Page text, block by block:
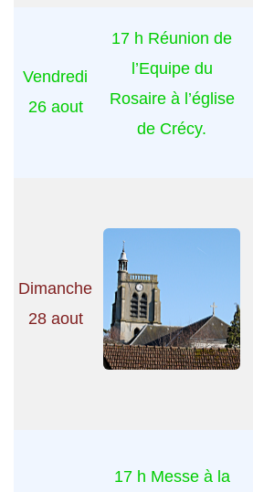
Vendredi
26 aout
17 h Réunion de
l’Equipe du
Rosaire à l’église
de Crécy.
Dimanche
28 aout
17 h Messe à la